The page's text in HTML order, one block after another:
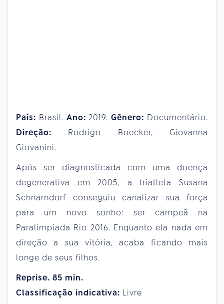
País: Brasil. Ano:2019.Gênero: Documentário.
Direção: Rodrigo Boecker, Giovanna
Giovanini.
Após ser diagnosticada com uma doença
degenerativa em 2005, a triatleta Susana
Schnarndorf conseguiu canalizar sua força
para um novo sonho: ser campeã na
Paralimpíada Rio 2016. Enquanto ela nada em
direção a sua vitória, acaba ficando mais
longe de seus filhos.
Reprise. 85 min.
Classificação indicativa: Livre